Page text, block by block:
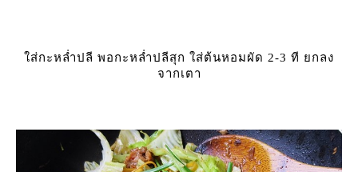
ส่กะหล่ำปลี พอกะหล่ำปลีสุก ใส่ต้นหอมผัด 2-3 ที ยกลง
จากเตา